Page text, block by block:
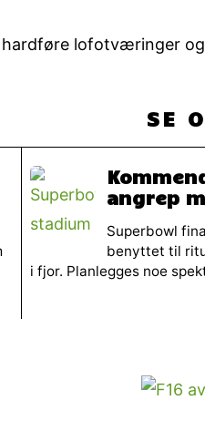
lofotværinger
SE
angrep
Superbowl
benyttet til
i fjor. Planlegges noe